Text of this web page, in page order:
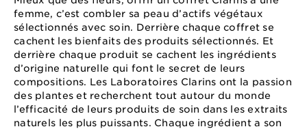
femme, c’est combler sa peau d’actifs végétaux
sélectionnés avec soin. Derrière chaque coffret se
cachent les bienfaits des produits sélectionnés. Et
derrière chaque produit se cachent les ingrédients
d’origine naturelle qui font le secret de leurs
compositions. Les Laboratoires Clarins ont la passion
des plantes et recherchent tout autour du monde
l’efficacité de leurs produits de soin dans les extraits
naturels les plus puissants. Chaque ingrédient a son